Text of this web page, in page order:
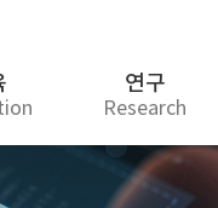
연구
Research